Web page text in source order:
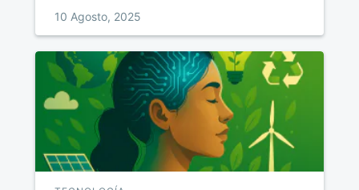
10 Agosto, 2025